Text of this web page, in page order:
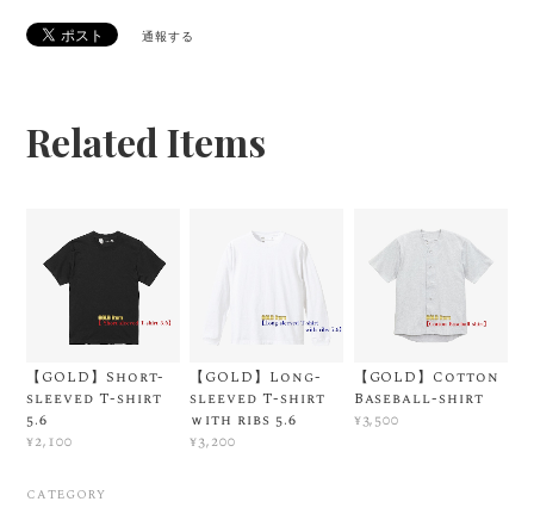
通報する
Related Items
【GOLD】Short-
sleeved T-shirt
5.6
¥2,100
【GOLD】Long-
sleeved T-shirt
ｗith ribs 5.6
¥3,200
【GOLD】Cotton
Baseball-shirt
¥3,500
CATEGORY